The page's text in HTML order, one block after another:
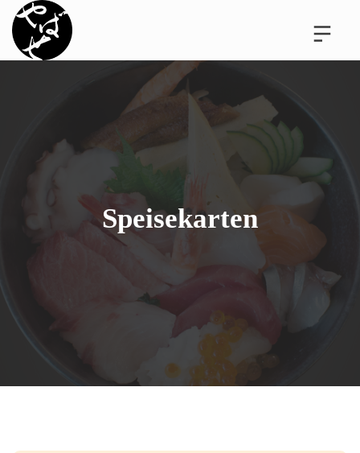
Speisekarten